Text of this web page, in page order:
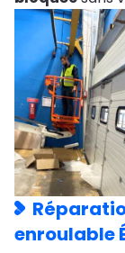
enroulable